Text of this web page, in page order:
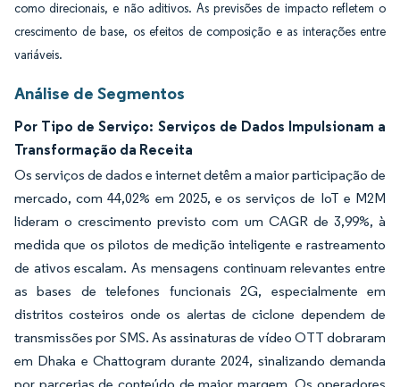
como direcionais, e não aditivos. As previsões de impacto refletem o
crescimento de base, os efeitos de composição e as interações entre
variáveis.
Análise de Segmentos
Por Tipo de Serviço: Serviços de Dados Impulsionam a
Transformação da Receita
Os serviços de dados e internet detêm a maior participação de
mercado, com 44,02% em 2025, e os serviços de IoT e M2M
lideram o crescimento previsto com um CAGR de 3,99%, à
medida que os pilotos de medição inteligente e rastreamento
de ativos escalam. As mensagens continuam relevantes entre
as bases de telefones funcionais 2G, especialmente em
distritos costeiros onde os alertas de ciclone dependem de
transmissões por SMS. As assinaturas de vídeo OTT dobraram
em Dhaka e Chattogram durante 2024, sinalizando demanda